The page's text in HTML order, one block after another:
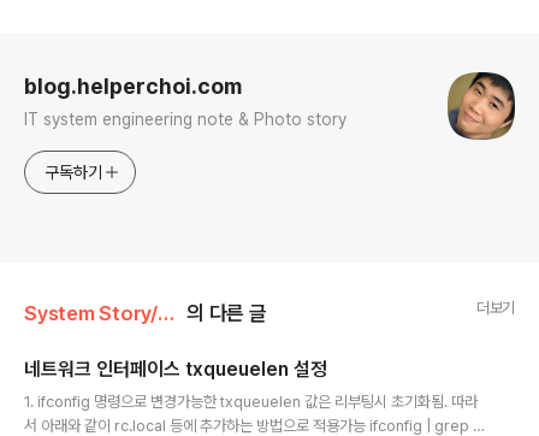
blog.helperchoi.com
IT system engineering note & Photo story
구독하기
System Story/CentOS 5,6 의 다른 글 더보기
네트워크 인터페이스 txqueuelen 설정
1. ifconfig 명령으로 변경가능한 txqueuelen 값은 리부팅시 초기화됨. 따라
서 아래와 같이 rc.local 등에 추가하는 방법으로 적용가능 ifconfig | grep e